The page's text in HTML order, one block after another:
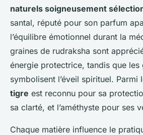
naturels soigneusement
santal, réputé pour son parfum
l’équilibre émotionnel durant la
graines de rudraksha sont
énergie protectrice, tandis que les
symbolisent l’éveil spirituel. Parmi
tigre est reconnu pour sa
sa clarté, et l’améthyste pour ses
Chaque matière influence le